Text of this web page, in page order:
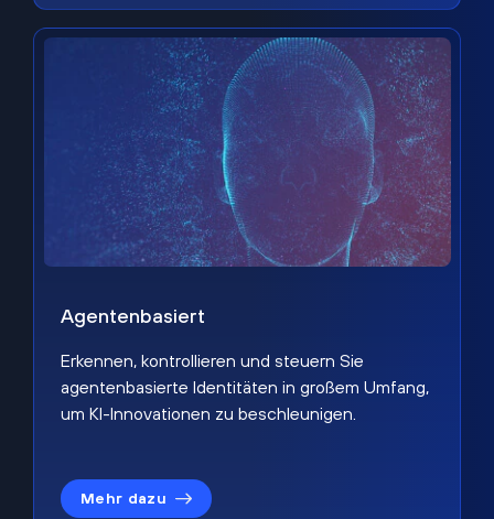
Agentenbasiert
Erkennen, kontrollieren und steuern Sie
agentenbasierte Identitäten in großem Umfang,
um KI-Innovationen zu beschleunigen.
Mehr dazu